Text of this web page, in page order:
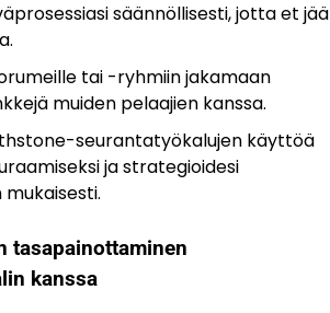
säännöllisesti, jotta et jää
tai -ryhmiin jakamaan
muiden pelaajien kanssa.
seurantatyökalujen käyttöä
ja strategioidesi
tasapainottaminen
kanssa